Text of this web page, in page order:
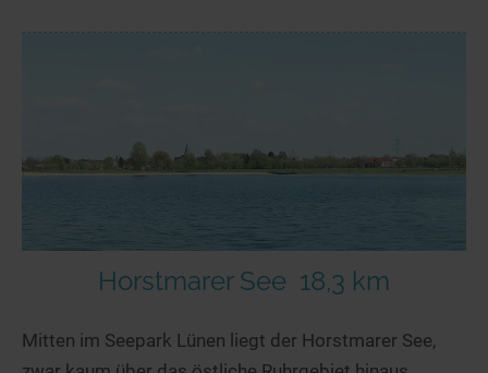
Horstmarer See 18,3 km
Mitten im Seepark Lünen liegt der Horstmarer See,